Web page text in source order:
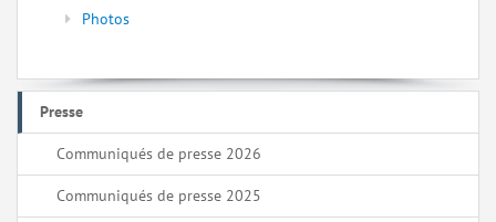
Photos
Presse
Communiqués de presse 2026
Communiqués de presse 2025